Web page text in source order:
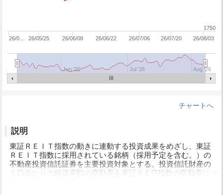
26/0… 26/05/25 26/06/08 26/06/22 26/07/06 26/07/20 26/08/03
Jun '26 Jul '26 Aug '26
1750
チャートへ
説明
東証ＲＥＩＴ指数の動きに連動する投資成果をめざし、東証
ＲＥＩＴ指数に採用されている銘柄（採用予定を含む。）の
不動産投資信託証券を主要投資対象とする。投資信託財産の
１口当たりの純資産額の変動率を東証ＲＥIT指数の変動率に一